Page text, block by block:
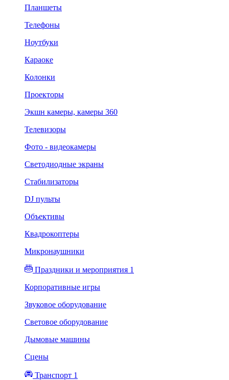
Планшеты
Телефоны
Ноутбуки
Караоке
Колонки
Проекторы
Экшн камеры, камеры 360
Телевизоры
Фото - видеокамеры
Светодиодные экраны
Стабилизаторы
DJ пульты
Объективы
Квадрокоптеры
Микронаушники
Праздники и мероприятия 1
Корпоративные игры
Звуковое оборудование
Световое оборудование
Дымовые машины
Сцены
Транспорт 1